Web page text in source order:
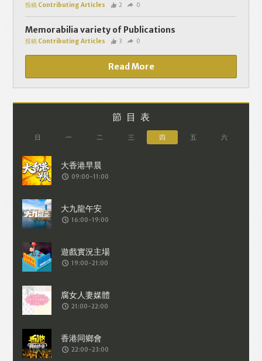
投稿 Contributing Articles 2 0
Memorabilia variety of Publications
投稿 Contributing Articles 3 0
Read More
節目表
日 一 二 三 四 五 六
09:00-11:00
16:00-19:00
19:00-21:00
21:00-22:00
22:00-23:00